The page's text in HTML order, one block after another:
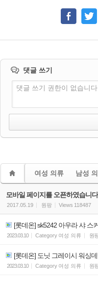
댓글 쓰기
댓글 쓰기 권한이 없습니
여성 의류 남성
모바일 페이지를 오픈하였습니
2017.05.19 원팡 Views 118487
[롯데온] sk5242 아우라 샤 스
2023.03.10 Category 여성 의류 원
[롯데온] 도닛 그레이시 워싱
2023.03.10 Category 여성 의류 원